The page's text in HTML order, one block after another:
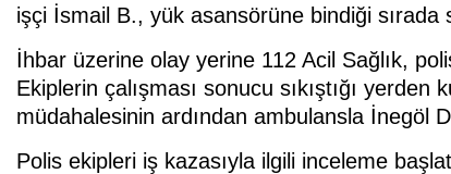
işçi İsmail B., yük asansörüne bindiği sırada
İhbar üzerine olay yerine 112 Acil Sağlık,
Ekiplerin çalışması sonucu sıkıştığı yerden
müdahalesinin ardından ambulansla İnegöl
Polis ekipleri iş kazasıyla ilgili inceleme